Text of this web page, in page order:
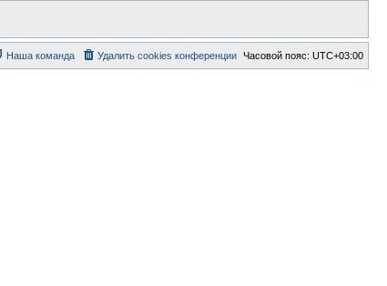
Часовой пояс: UTC+03:00
Удалить cookies конференции
Наша команда